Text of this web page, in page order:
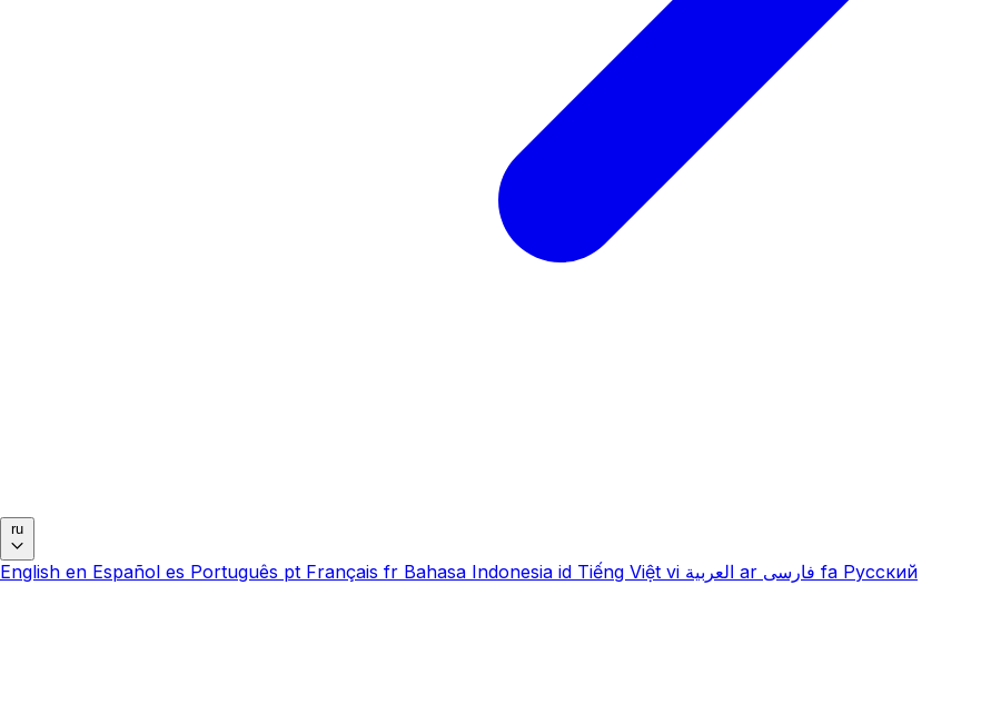
ru
English en Español es Português pt Français fr Bahasa Indonesia id Tiếng Việt vi العربية ar فارسی fa Русский